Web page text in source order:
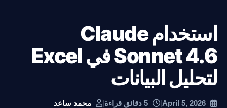
استخدام Claude
Sonnet 4.6 في Excel
لتحليل البيانات
|
| محمد ساعد